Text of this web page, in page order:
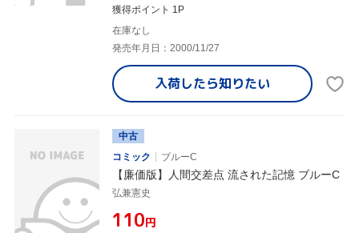
獲得ポイント 1P
在庫なし
発売年月日：2000/11/27
入荷したら知りたい
中古
コミック
ブルーC
【廉価版】人間交差点 流された記憶 ブルーC
弘兼憲史
¥110円